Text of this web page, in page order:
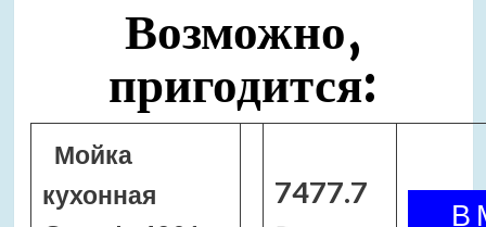
Возможно,
пригодится:
Мойка
кухонная
7477.7